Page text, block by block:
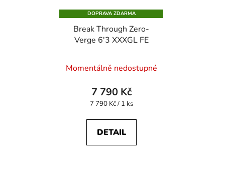
DOPRAVA ZDARMA
Break Through Zero-
Verge 6'3 XXXGL FE
hodnocení
produktu
je
z
Momentálně nedostupné
7 790 Kč
Měrná
7 790 Kč / 1 ks
DETAIL